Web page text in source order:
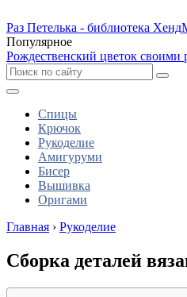
Раз Петелька - библиотека
Популярное
Рождественский цветок своими
Спицы
Крючок
Рукоделие
Амигуруми
Бисер
Вышивка
Оригами
Главная › Рукоделие
Сборка деталей